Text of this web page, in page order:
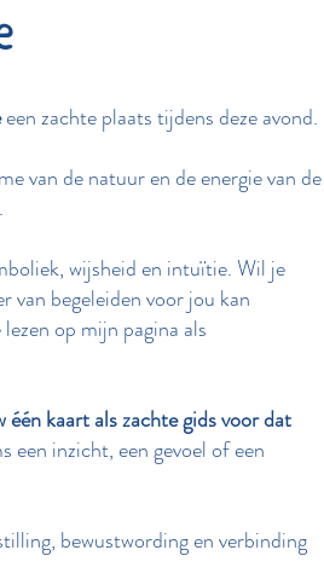
een zachte plaats tijdens deze avond.
van de natuur en de energie van de
wijsheid en intuïtie. Wil je
van begeleiden voor jou kan
op mijn pagina als
kaart als zachte gids voor dat
een inzicht, een gevoel of een
bewustwording en verbinding